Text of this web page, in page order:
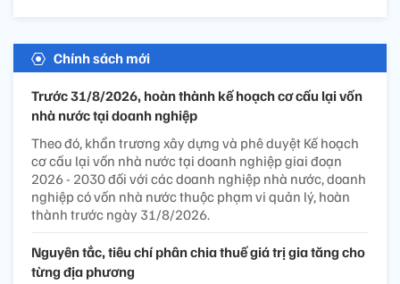
Chính sách mới
Trước 31/8/2026, hoàn thành kế hoạch cơ cấu lại vốn
nhà nước tại doanh nghiệp
Theo đó, khẩn trương xây dựng và phê duyệt Kế hoạch
cơ cấu lại vốn nhà nước tại doanh nghiệp giai đoạn
2026 - 2030 đối với các doanh nghiệp nhà nước, doanh
nghiệp có vốn nhà nước thuộc phạm vi quản lý, hoàn
thành trước ngày 31/8/2026.
Nguyên tắc, tiêu chí phân chia thuế giá trị gia tăng cho
từng địa phương